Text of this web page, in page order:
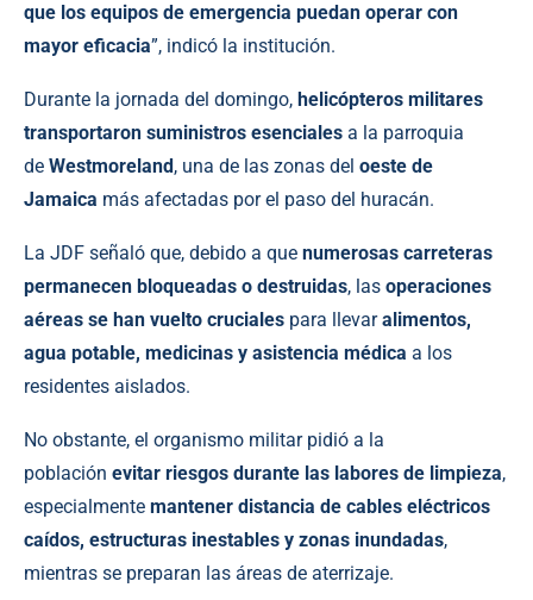
que los equipos de emergencia puedan operar con
mayor eficacia”, indicó la institución.
Durante la jornada del domingo, helicópteros militares
transportaron suministros esenciales a la parroquia
de Westmoreland , una de las zonas del oeste de
Jamaica más afectadas por el paso del huracán.
La JDF señaló que, debido a que numerosas carreteras
permanecen bloqueadas o destruidas, las operaciones
aéreas se han vuelto cruciales para llevaralimentos,
agua potable, medicinas y asistencia médica a los
residentes aislados.
No obstante, el organismo militar pidió a la
población evitar riesgos durante las labores de limpieza,
especialmente mantener distancia de cables eléctricos
caídos, estructuras inestables y zonas inundadas,
mientras se preparan las áreas de aterrizaje.